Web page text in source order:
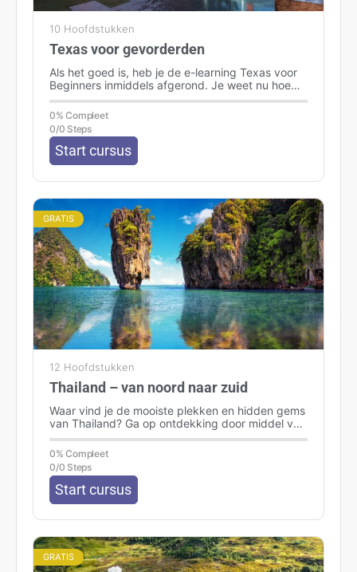
10 Hoofdstukken
Texas voor gevorderden
Als het goed is, heb je de e-learning Texas voor
Beginners inmiddels afgerond. Je weet nu hoe
gigantisch Texas is…
0% Compleet
0/0 Steps
Start cursus
GRATIS
12 Hoofdstukken
Thailand – van noord naar zuid
Waar vind je de mooiste plekken en hidden gems
van Thailand? Ga op ontdekking door middel van
deze cursus, ontdek deze…
0% Compleet
0/0 Steps
Start cursus
GRATIS